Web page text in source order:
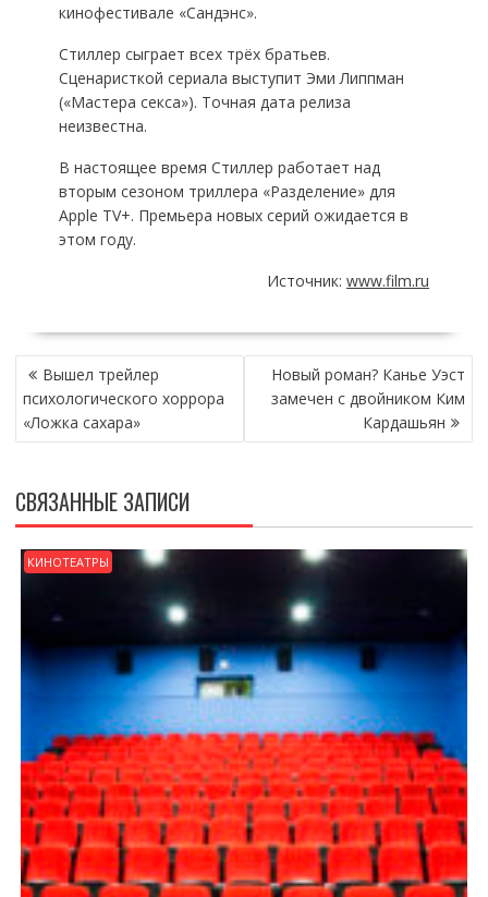
кинофестивале «Сандэнс».
Стиллер сыграет всех трёх братьев.
Сценаристкой сериала выступит Эми Липпман
(«Мастера секса»). Точная дата релиза
неизвестна.
В настоящее время Стиллер работает над
вторым сезоном триллера «Разделение» для
Apple TV+. Премьера новых серий ожидается в
этом году.
Источник:www.film.ru
НАВИГАЦИЯ
ПО
ЗАПИСЯМ
Вышел трейлер
психологического хоррора
«Ложка сахара»
Новый роман? Канье Уэст
замечен с двойником Ким
Кардашьян
СВЯЗАННЫЕ ЗАПИСИ
КИНОТЕАТРЫ